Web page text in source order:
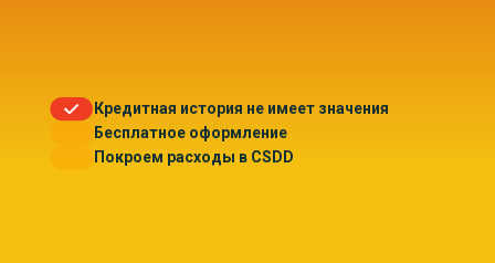
Кредитная история не имеет значения
Бесплатное оформление
Покроем расходы в CSDD